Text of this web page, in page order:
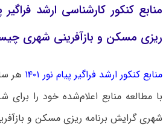
منابع کنکور کارشناسی ارشد
ریزی مسکن و بازآفرینی شهری
منابع کنکور ارشد فراگیر پیام نور ۱۴۰۱
هر
با مطالعه منابع اعلام‌شده خود را برای
شهری گرایش برنامه ریزی مسکن و